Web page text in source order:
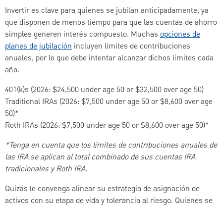
Invertir es clave para quienes se jubilan anticipadamente, ya
que disponen de menos tiempo para que las cuentas de ahorro
simples generen interés compuesto. Muchas opciones de
planes de jubilación incluyen límites de contribuciones
anuales, por lo que debe intentar alcanzar dichos límites cada
año.
401(k)s (2026: $24,500 under age 50 or $32,500 over age 50)
Traditional IRAs (2026: $7,500 under age 50 or $8,600 over age
50)*
Roth IRAs (2026: $7,500 under age 50 or $8,600 over age 50)*
*Tenga en cuenta que los límites de contribuciones anuales de
las IRA se aplican al total combinado de sus cuentas IRA
tradicionales y Roth IRA.
Quizás le convenga alinear su estrategia de asignación de
activos con su etapa de vida y tolerancia al riesgo. Quienes se